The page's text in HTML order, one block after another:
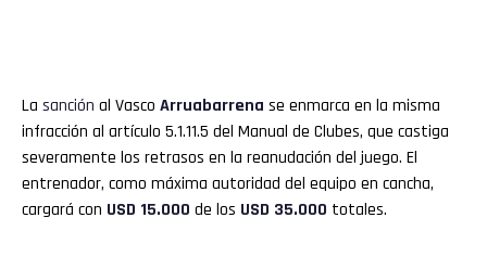
La sanción al Vasco Arruabarrena se enmarca en la misma
infracción al artículo 5.1.11.5 del Manual de Clubes, que castiga
severamente los retrasos en la reanudación del juego. El
entrenador, como máxima autoridad del equipo en cancha,
cargará con USD 15.000 de los USD 35.000 totales.